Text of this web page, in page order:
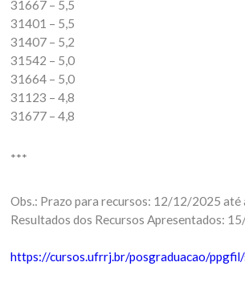
31667 – 5,5
31401 – 5,5
31407 – 5,2
31542 – 5,0
31664 – 5,0
31123 – 4,8
31677 – 4,8
***
Obs.: Prazo para recursos: 12/12/2025 até
Resultados dos Recursos Apresentados:
https://cursos.ufrrj.br/posgraduacao/